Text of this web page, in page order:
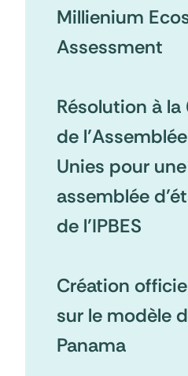
Millienium
Assessment
Résolution à la
de
Unies pour
assemblée
de l’IPBES
Création
sur le modèle
Panama